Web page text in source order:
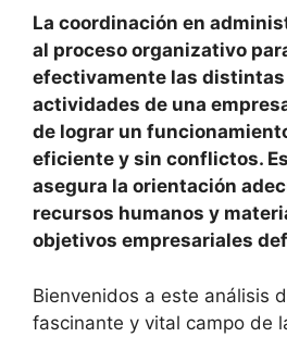
La coordinación en
al proceso organizativo
efectivamente las distintas
actividades de una
de lograr un
eficiente y sin conflictos.
asegura la orientación
recursos humanos y
objetivos empresariales
Bienvenidos a este análisis
fascinante y vital campo de